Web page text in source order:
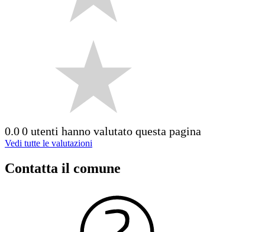
0.00 utenti hanno valutato questa pagina
Vedi tutte le valutazioni
Contatta il comune